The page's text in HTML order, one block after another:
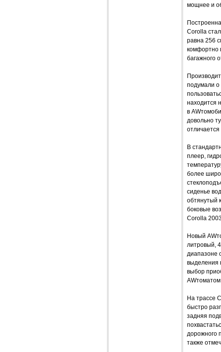
мощнее и
Corolla
равна 256
комфортно
багажного
подумали о
находится
в
довольно
В
плеер,
более
сиденье
обтянутый
боковые
Corolla
Новый
литровый,
диапазоне
выделения
выбор
На трассе
быстро
задняя
дорожного
также